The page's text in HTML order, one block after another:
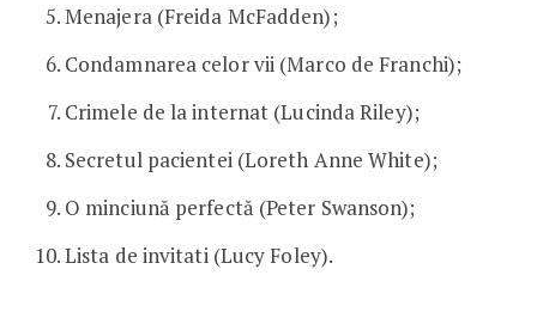
Menajera (Freida McFadden);
Condamnarea celor vii (Marco de Franchi);
Crimele de la internat (Lucinda Riley);
Secretul pacientei (Loreth Anne White);
O minciună perfectă (Peter Swanson);
Lista de invitati (Lucy Foley).